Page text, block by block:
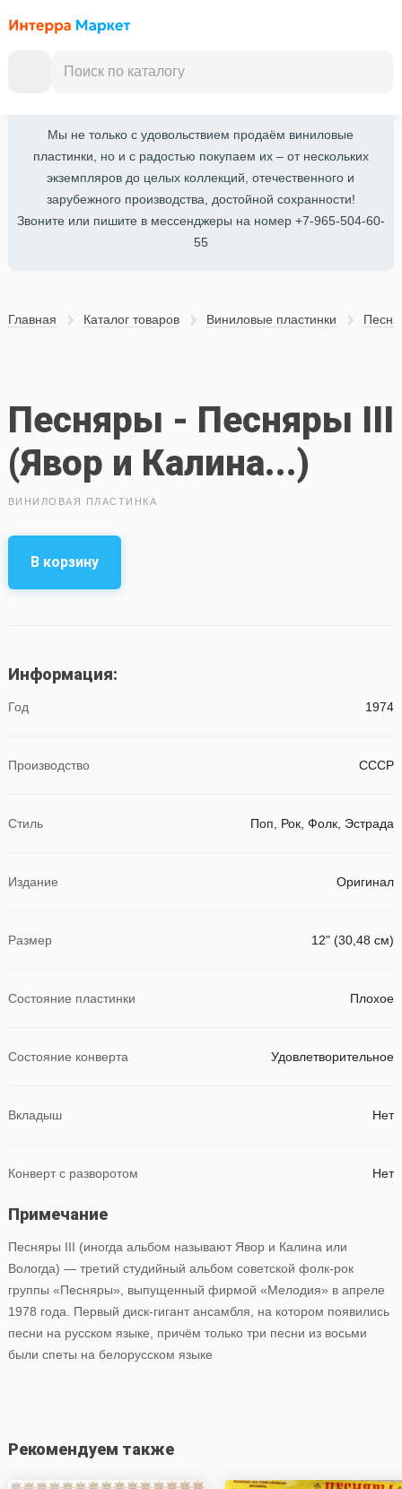
Мы не только с удовольствием продаём виниловые
пластинки, но и с радостью покупаем их – от нескольких
экземпляров до целых коллекций, отечественного и
зарубежного производства, достойной сохранности!
Звоните или пишите в мессенджеры на номер +7-965-504-60-
55
Главная Каталог товаров Виниловые пластинки
Песняры - Песняры III
(Явор и Калина...)
ВИНИЛОВАЯ ПЛАСТИНКА
В корзину
Информация:
Год 1974
Производство СССР
Стиль Поп, Рок, Фолк, Эстрада
Издание Оригинал
Размер 12" (30,48 см)
Состояние пластинки Плохое
Состояние конверта Удовлетворительное
Вкладыш Нет
Конверт с разворотом Нет
Примечание
Песняры III (иногда альбом называют Явор и Калина или
Вологда) — третий студийный альбом советской фолк-рок
группы «Песняры», выпущенный фирмой «Мелодия» в апреле
1978 года. Первый диск-гигант ансамбля, на котором появились
песни на русском языке, причём только три песни из восьми
были спеты на белорусском языке
Рекомендуем также